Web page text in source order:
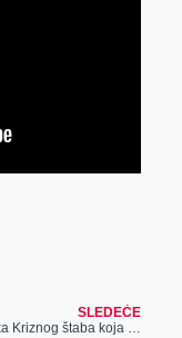
SLEDEĆE
Preporuka Kriznog štaba koja se odnosi na predstojeće izbore